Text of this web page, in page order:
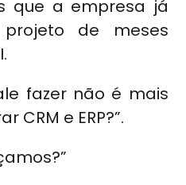
que a empresa já
de meses
fazer não é mais
CRM e ERP?”.